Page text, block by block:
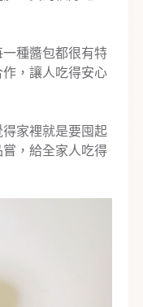
種醬包都很有特
，讓人吃得安心
家裡就是要囤起
嘗，給全家人吃得